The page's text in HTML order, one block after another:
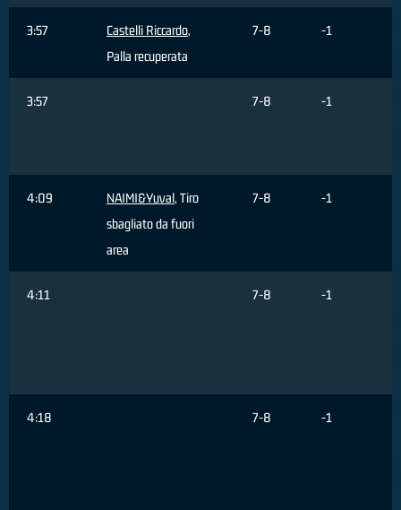
3:57 Castelli Riccardo,
Palla recuperata
7-8 -1
3:57 7-8 -1
4:09 NAIMI&Yuval, Tiro
sbagliato da fuori
area
7-8 -1
4:11 7-8 -1
4:18 7-8 -1